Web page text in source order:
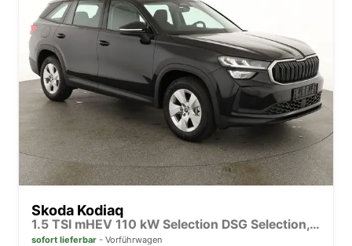
Skoda Kodiaq
1.5 TSI mHEV 110 kW Selection DSG Selection, AHK, Navi, Side, Kamera, Winter, 4 J.- Garantie
sofort lieferbar Vorführwagen